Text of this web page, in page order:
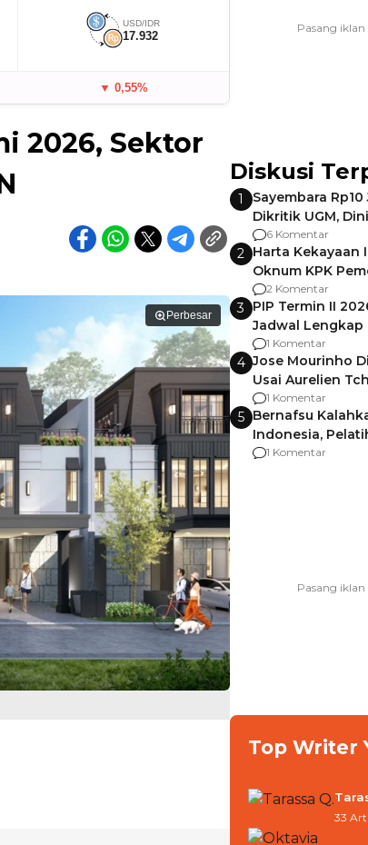
USD/IDR
17.932
▼ 0,55%
2026, Sektor
Perbesar
Diskusi
1
Sayembara
Dikritik UGM,
Gagalnya
6 Komentar
2 Harta Kekayaan
Oknum KPK
Pemalang
2 Komentar
3 PIP Termin II
Jadwal Lengkap
agar Dana Tidak
1 Komentar
4 Jose Mourinho
Usai Aurelien
Manchester
1 Komentar
5 Bernafsu
Indonesia,
Berencana
1 Komentar
Top Writer
33